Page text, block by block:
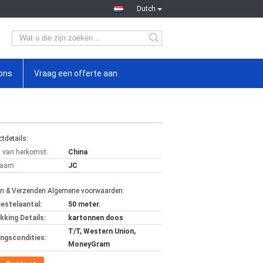
Dutch
Vraag een offerte aan
van herkomst:
China
JC
& Verzenden Algemene voorwaarden:
50 meter.
Details:
kartonnen doos
T/T, Western Union,
MoneyGram